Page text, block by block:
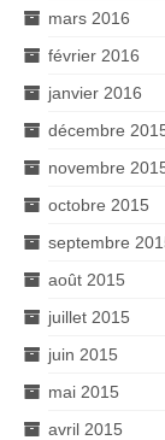
mars 2016
février 2016
janvier 2016
décembre
novembre
octobre 2015
septembre
août 2015
juillet 2015
juin 2015
mai 2015
avril 2015